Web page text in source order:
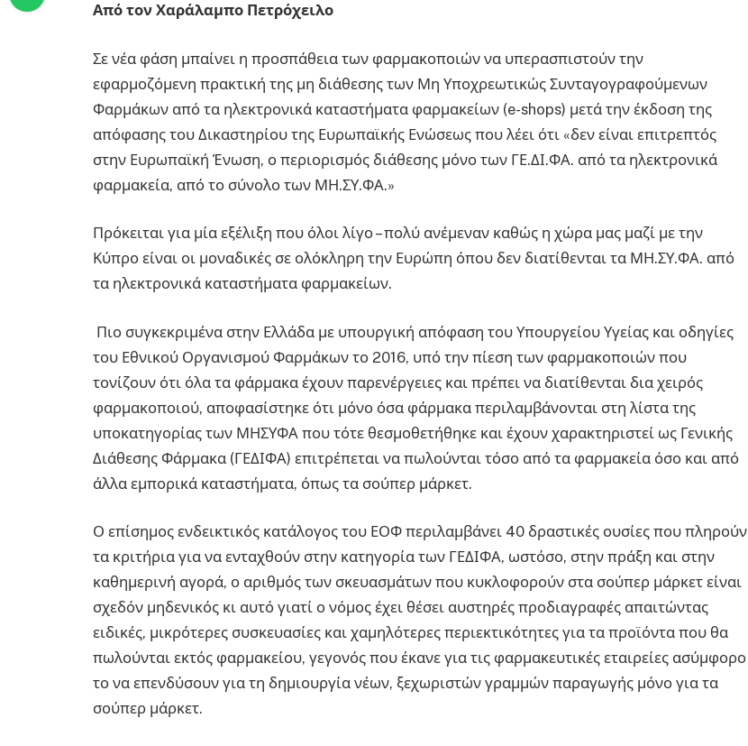
Από τον Χαράλαμπο Πετρόχειλο
Σε νέα φάση μπαίνει η προσπάθεια των φαρμακοποιών να υπερασπιστούν την
εφαρμοζόμενη πρακτική της μη διάθεσης των Μη Υποχρεωτικώς Συνταγογραφούμενων
Φαρμάκων από τα ηλεκτρονικά καταστήματα φαρμακείων (e-shops) μετά την έκδοση της
απόφασης του Δικαστηρίου της Ευρωπαϊκής Ενώσεως που λέει ότι «δεν είναι επιτρεπτός
στην Ευρωπαϊκή Ένωση, ο περιορισμός διάθεσης μόνο των ΓΕ.ΔΙ.ΦΑ. από τα ηλεκτρονικά
φαρμακεία, από το σύνολο των ΜΗ.ΣΥ.ΦΑ.»
Πρόκειται για μία εξέλιξη που όλοι λίγο – πολύ ανέμεναν καθώς η χώρα μας μαζί με την
Κύπρο είναι οι μοναδικές σε ολόκληρη την Ευρώπη όπου δεν διατίθενται τα ΜΗ.ΣΥ.ΦΑ. από
τα ηλεκτρονικά καταστήματα φαρμακείων.
Πιο συγκεκριμένα στην Ελλάδα με υπουργική απόφαση του Υπουργείου Υγείας και οδηγίες
του Εθνικού Οργανισμού Φαρμάκων το 2016, υπό την πίεση των φαρμακοποιών που
τονίζουν ότι όλα τα φάρμακα έχουν παρενέργειες και πρέπει να διατίθενται δια χειρός
φαρμακοποιού, αποφασίστηκε ότι μόνο όσα φάρμακα περιλαμβάνονται στη λίστα της
υποκατηγορίας των ΜΗΣΥΦΑ που τότε θεσμοθετήθηκε και έχουν χαρακτηριστεί ως Γενικής
Διάθεσης Φάρμακα (ΓΕΔΙΦΑ) επιτρέπεται να πωλούνται τόσο από τα φαρμακεία όσο και από
άλλα εμπορικά καταστήματα, όπως τα σούπερ μάρκετ.
Ο επίσημος ενδεικτικός κατάλογος του ΕΟΦ περιλαμβάνει 40 δραστικές ουσίες που πληρούν
τα κριτήρια για να ενταχθούν στην κατηγορία των ΓΕΔΙΦΑ, ωστόσο, στην πράξη και στην
καθημερινή αγορά, ο αριθμός των σκευασμάτων που κυκλοφορούν στα σούπερ μάρκετ είναι
σχεδόν μηδενικός κι αυτό γιατί ο νόμος έχει θέσει αυστηρές προδιαγραφές απαιτώντας
ειδικές, μικρότερες συσκευασίες και χαμηλότερες περιεκτικότητες για τα προϊόντα που θα
πωλούνται εκτός φαρμακείου, γεγονός που έκανε για τις φαρμακευτικές εταιρείες ασύμφορο
το να επενδύσουν για τη δημιουργία νέων, ξεχωριστών γραμμών παραγωγής μόνο για τα
σούπερ μάρκετ.